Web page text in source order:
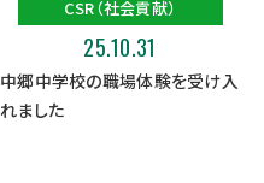
CSR（社会貢献）
25.10.31
中郷中学校の職場体験を受け入
れました